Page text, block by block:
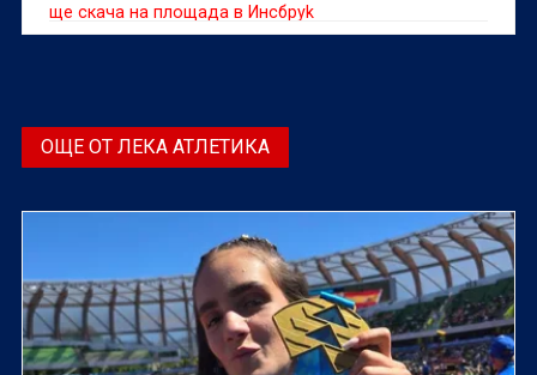
ще скача на площада в Инсбруk
ОЩЕ ОТ ЛЕКА АТЛЕТИКА